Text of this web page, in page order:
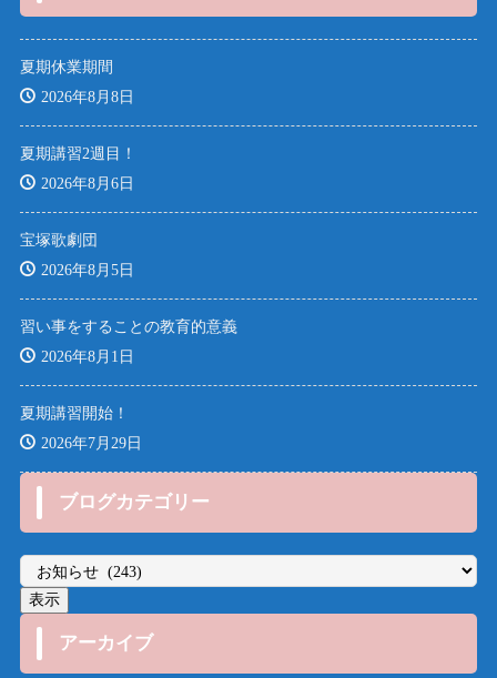
夏期休業期間
2026年8月8日
夏期講習2週目！
2026年8月6日
宝塚歌劇団
2026年8月5日
習い事をすることの教育的意義
2026年8月1日
夏期講習開始！
2026年7月29日
ブログカテゴリー
アーカイブ